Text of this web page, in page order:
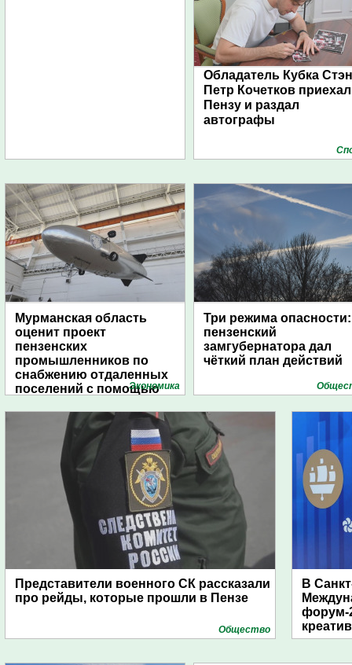
Обладатель Кубка
Петр Кочетков
Пензу и раздал
автографы
Мурманская область
оценит проект
пензенских
промышленников по
снабжению отдаленных
поселений с помощью
Экономика
Три режима опасности:
пензенский
замгубернатора дал
чёткий план действий
Представители военного СК рассказали
про рейды, которые прошли в Пензе
Общество
В
форум-